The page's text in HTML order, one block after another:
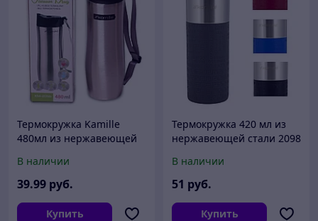
Термокружка Kamille
480мл из нержавеющей
В наличии
39.99 руб.
Купить
Термокружка 420 мл из
нержавеющей стали 2098
В наличии
51 руб.
Купить